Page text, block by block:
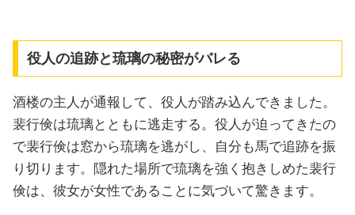
役人の追跡と琉璃の秘密がバレる
酒楼の主人が通報して、役人が踏み込んできました。
裴行倹は琉璃とともに逃走する。役人が迫ってきたの
で裴行倹は窓から琉璃を逃がし、自分も馬で追跡を振
り切ります。隠れた場所で琉璃を強く抱きしめた裴行
倹は、彼女が女性であることに気づいて驚きます。